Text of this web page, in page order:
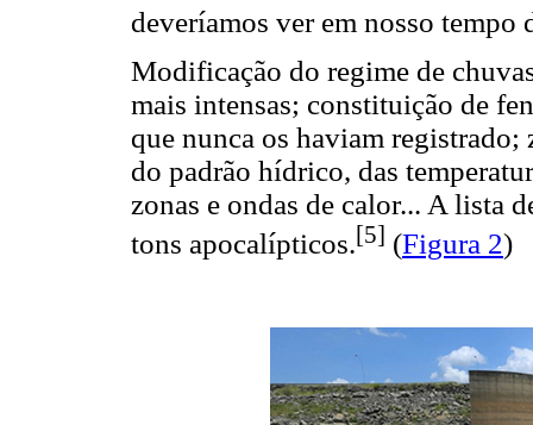
deveríamos ver em nosso
Modificação do regime de
mais intensas; constituição de
que nunca os haviam
do padrão hídrico, das
zonas e ondas de calor... A lista
tons apocalípticos.[5] (Figura 2)